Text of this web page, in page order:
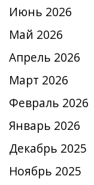
Июнь 2026
Май 2026
Апрель 2026
Март 2026
Февраль 2026
Январь 2026
Декабрь 2025
Ноябрь 2025